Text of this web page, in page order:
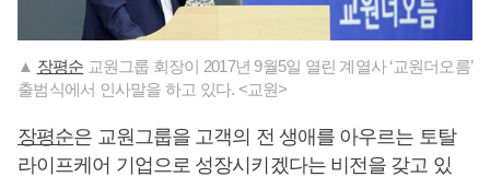
▲ 장평순 교원그룹 회장이 2017년 9월5일 열린 계열사 ‘교원더오름’
출범식에서 인사말을 하고 있다. <교원>
장평순은 교원그룹을 고객의 전 생애를 아우르는 토탈
라이프케어 기업으로 성장시키겠다는 비전을 갖고 있